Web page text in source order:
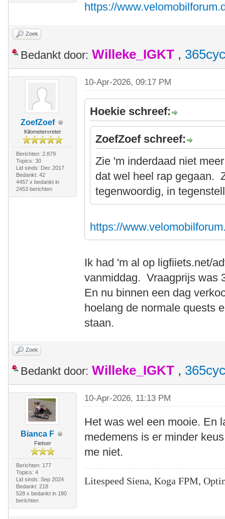
https://
Zoek
Bedankt door: Willeke_IGKT ,
ZoefZoef
Kilometervreter
Berichten: 2.879
Topics: 30
Lid sinds: Dec 2017
Bedankt: 42
4457 x bedankt in
2453 berichten
10-Apr-2026, 09:17 PM
Hoekie schreef:
ZoefZoef schreef:
Zie 'm inderdaad niet
dat wel heel rap gegaan.
tegenwoordig, in
https://
Ik had 'm al op ligfiiets.net/
vanmiddag. Vraagprijs was
En nu binnen een dag
hoelang de normale quests
staan.
Zoek
Bedankt door: Willeke_IGKT ,
Bianca F
Fietser
Berichten: 177
Topics: 4
Lid sinds: Sep 2024
Bedankt: 218
528 x bedankt in 180
berichten
10-Apr-2026, 11:13 PM
Het was wel een mooie. En
medemens is er minder
me niet.
Litespeed Siena, Koga FPM,